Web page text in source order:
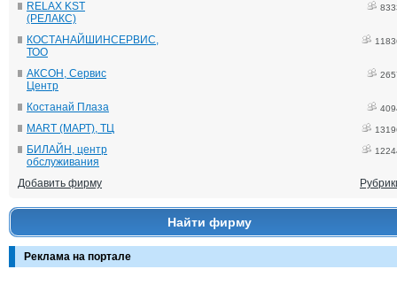
RELAX KST
(РЕЛАКС)
КОСТАНАЙШИНСЕРВИС,
ТОО
АКСОН, Сервис
Центр
Костанай Плаза
MART (МАРТ), ТЦ
БИЛАЙН, центр
обслуживания
Добавить фирму
Найти фирму
Реклама на портале